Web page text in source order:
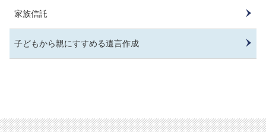
家族信託
子どもから親にすすめる遺言作成